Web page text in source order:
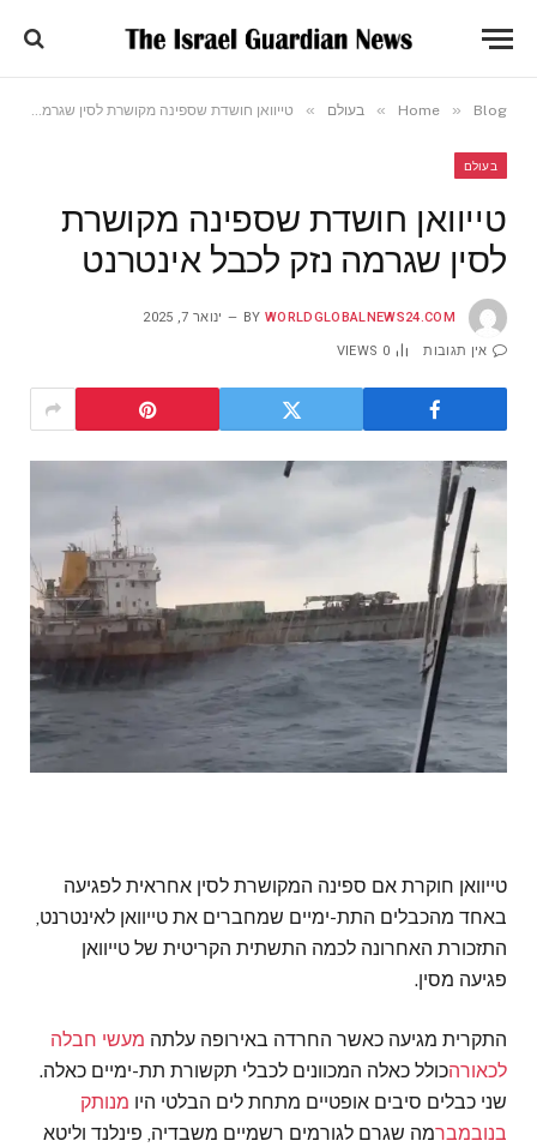
Home » Blog
» בעולם » טייוואן חושדת שספינה מקושרת לסין שגרמה נזק לכבל אינטרנט
בעולם
טייוואן חושדת שספינה מקושרת
לסין שגרמה נזק לכבל אינטרנט
BY WORLDGLOBALNEWS24.COM ינואר 7, 2025
אין תגובות 0
VIEWS
טייוואן חוקרת אם ספינה המקושרת לסין אחראית לפגיעה
באחד מהכבלים התת-ימיים שמחברים את טייוואן לאינטרנט,
התזכורת האחרונה לכמה התשתית הקריטית של טייוואן
פגיעה מסין.
התקרית מגיעה כאשר החרדה באירופה עלתה מעשי חבלה
לכאורהכולל כאלה המכוונים לכבלי תקשורת תת-ימיים כאלה.
שני כבלים סיבים אופטיים מתחת לים הבלטי היו מנותק
בנובמברמה שגרם לגורמים רשמיים משבדיה, פינלנד וליטא